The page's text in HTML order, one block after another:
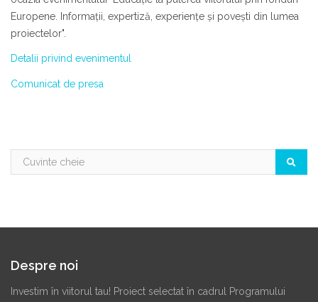
Europene. Informaţii, expertiză, experienţe şi poveşti din lumea
proiectelor".
Detalii privind evenimentul
Comunicat de presa
Despre noi
Investim în viitorul tau! Proiect selectat în cadrul Programului